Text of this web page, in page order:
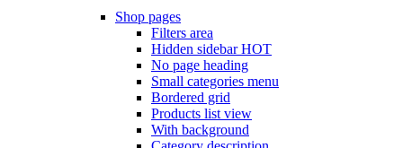
Shop pages
Filters area
Hidden sidebarHOT
No page heading
Small categories menu
Bordered grid
Products list view
With background